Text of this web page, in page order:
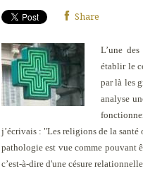
Share
L’une
établir le
par là les
analyse
j’écrivais : "Les religions de la
pathologie est vue comme pouvant
c’est-à-dire d'une césure